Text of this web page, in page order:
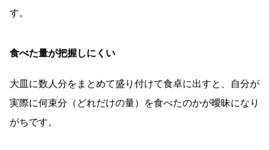
す。
食べた量が把握しにくい
大皿に数人分をまとめて盛り付けて食卓に出すと、自分が
実際に何束分（どれだけの量）を食べたのかが曖昧になり
がちです。